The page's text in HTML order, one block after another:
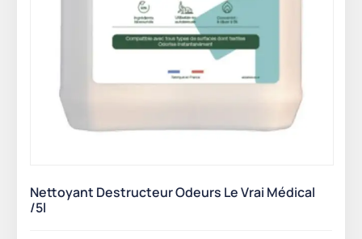
Nettoyant Destructeur Odeurs Le Vrai Médical
/5l